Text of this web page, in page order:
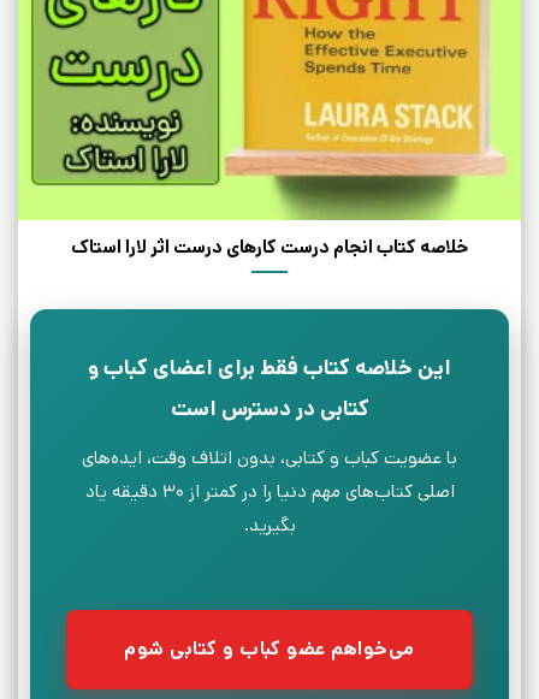
خلاصه کتاب انجام درست کارهای درست اثر لارا استاک
این خلاصه کتاب فقط برای اعضای کباب و
کتابی در دسترس است
با عضویت کباب و کتابی، بدون اتلاف وقت، ایده‌های
اصلی کتاب‌های مهم دنیا را در کمتر از ۳۰ دقیقه یاد
بگیرید.
می‌خواهم عضو کباب و کتابی شوم